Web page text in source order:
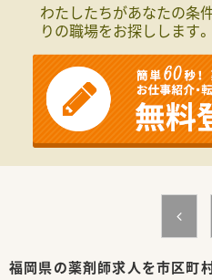
わたしたちがあなたの条
りの職場をお探しします。
福岡県の薬剤師求人を市区町